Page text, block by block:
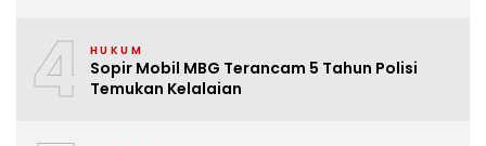
4 HUKUM
Sopir Mobil MBG Terancam 5 Tahun Polisi
Temukan Kelalaian